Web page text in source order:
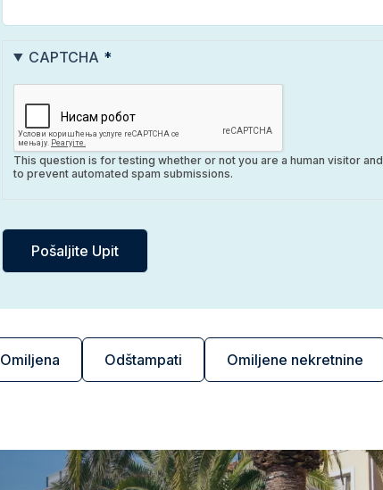
Omiljena Odštampati Omiljene nekretnine
CAPTCHA
This question is for testing whether or not you are a human visitor and
to prevent automated spam submissions.